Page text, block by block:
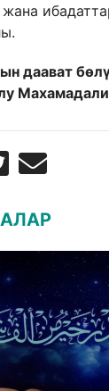
даават б
Махамадали